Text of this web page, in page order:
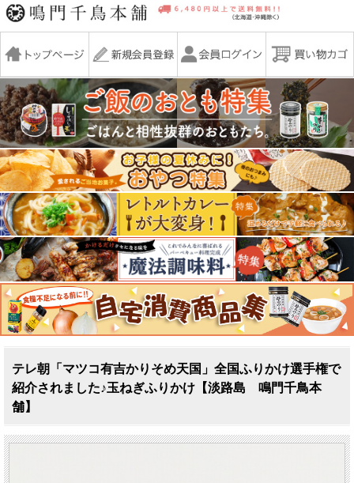
テレ朝「マツコ有吉かりそめ天国」全国ふりかけ選手権で
紹介されました♪玉ねぎふりかけ【淡路島 鳴門千鳥本
舗】